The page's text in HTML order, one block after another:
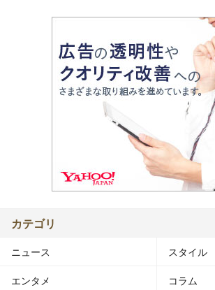
カテゴリ
ニュース スタイル
エンタメ コラム